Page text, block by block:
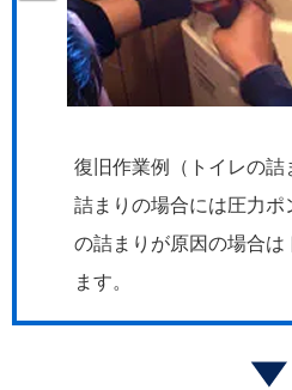
復旧作業例（トイレの
詰まりの場合には圧力
の詰まりが原因の場合は
ます。